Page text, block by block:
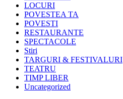
LOCURI
POVESTEA TA
POVESTI
RESTAURANTE
SPECTACOLE
Stiri
TARGURI & FESTIVALURI
TEATRU
TIMP LIBER
Uncategorized